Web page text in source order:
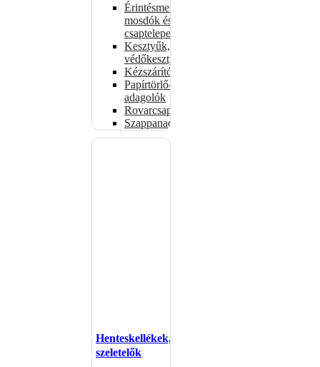
Érintésmentes
mosdók és
csaptelepek
Kesztyűk,
védőkesztyűk
Kézszárítók
Papírtörlő-
adagolók
Rovarcsapdák
Szappanadagolók
Henteskellékek,
szeletelők